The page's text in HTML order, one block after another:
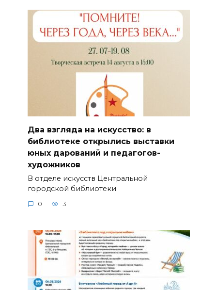
Два взгляда на искусство: в
библиотеке открылись выставки
юных дарований и педагогов-
художников
В отделе искусств Центральной
городской библиотеки
0 3